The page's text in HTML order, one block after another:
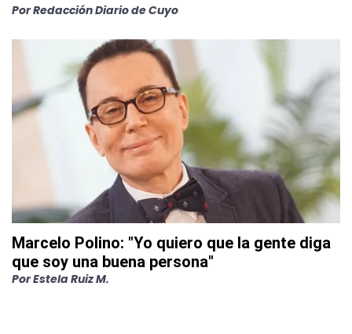
PorRedacción Diario de Cuyo
Marcelo Polino: "Yo quiero que la gente diga
que soy una buena persona"
PorEstela Ruiz M.